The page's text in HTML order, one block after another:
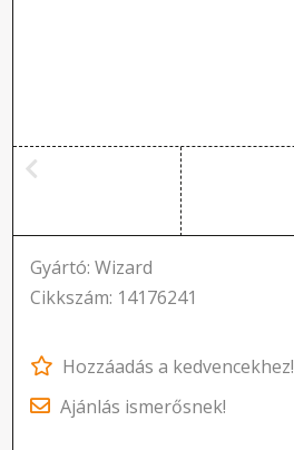
Gyártó: Wizard
Cikkszám: 14176241
Hozzáadás a kedvencekhez!
Ajánlás ismerősnek!